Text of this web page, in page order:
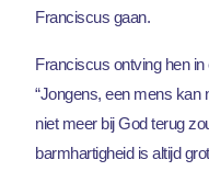
Franciscus gaan.
Franciscus ontving hen
“Jongens, een mens kan
niet meer bij God terug
barmhartigheid is altijd